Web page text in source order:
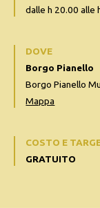
dalle h 20.00 alle
DOVE
Borgo Pianello
Borgo Pianello
Mappa
COSTO E
GRATUITO